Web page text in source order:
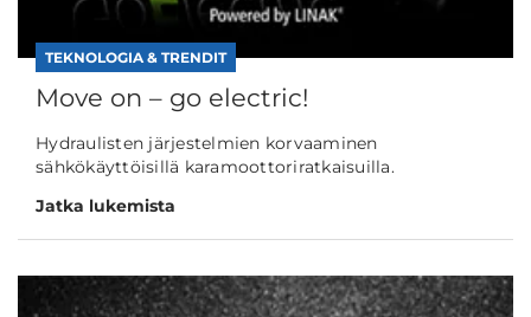
TEKNOLOGIA & TRENDIT
Move on – go electric!
Hydraulisten järjestelmien korvaaminen
sähkökäyttöisillä karamoottoriratkaisuilla.
Jatka lukemista